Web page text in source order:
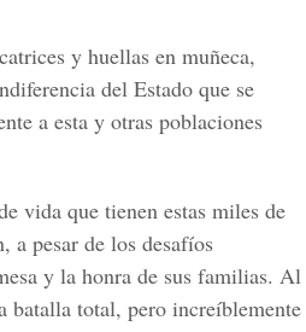
y huellas en muñeca,
del Estado que se
a esta y otras poblaciones
vida que tienen estas miles de
a pesar de los desafíos
y la honra de sus familias. Al
batalla total, pero increíblemente